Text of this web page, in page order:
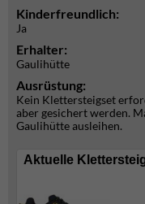
Kinderfreundlich:
Ja
Erhalter:
Gaulihütte
Ausrüstung:
Kein Klettersteigset
aber gesichert werden.
Gaulihütte ausleihen.
Aktuelle